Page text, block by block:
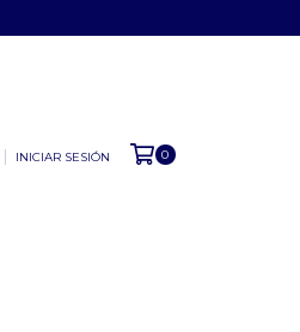
INICIAR SESIÓN 0